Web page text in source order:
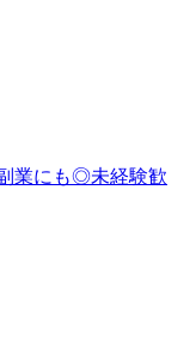
業にも◎未経験歓